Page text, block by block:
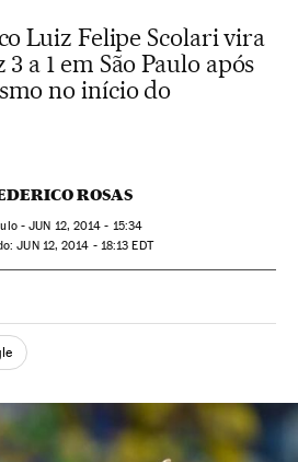
Luiz Felipe Scolari vira
a 1 em São Paulo após
no início do
ROSAS
-JUN 12, 2014 - 15:34
JUN12, 2014 - 18:13 EDT
Twitter
Redes Sociales